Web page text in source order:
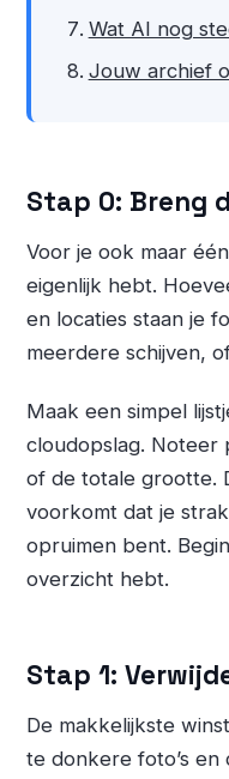
Wat AI nog
Jouw archief
Stap 0: Breng
Voor je ook maar
eigenlijk hebt.
en locaties staan je
meerdere schijven,
Maak een simpel
cloudopslag. Noteer
of de totale grootte.
voorkomt dat je
opruimen bent.
overzicht hebt.
Stap 1:
De makkelijkste
te donkere foto’s